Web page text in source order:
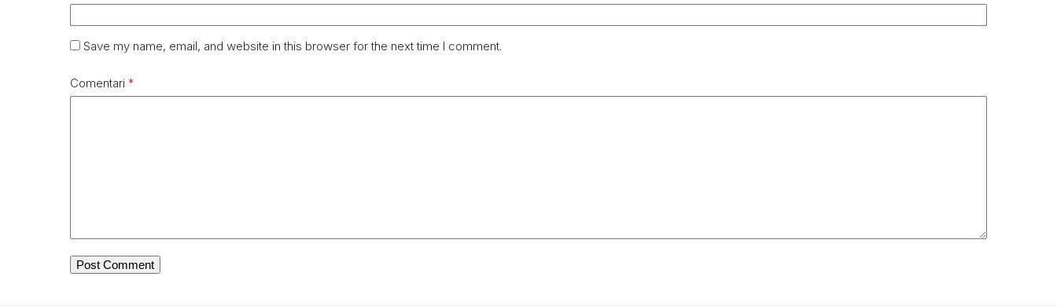
Save my name, email, and website in this browser for the next time I comment.
Comentari *